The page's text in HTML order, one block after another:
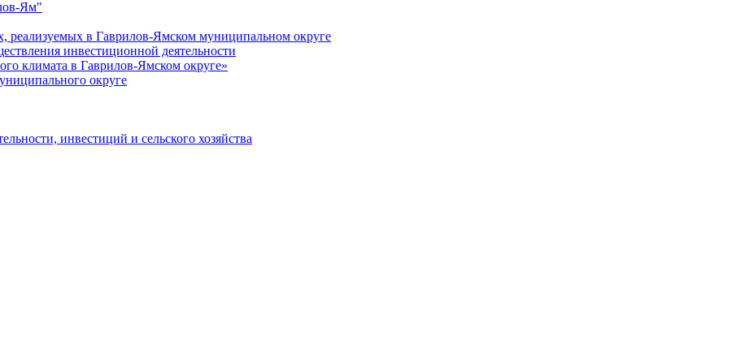
Ям"
в Гаврилов-Ямском муниципальном округе
инвестиционной деятельности
климата в Гаврилов-Ямском округе»
округе
инвестиций и сельского хозяйства